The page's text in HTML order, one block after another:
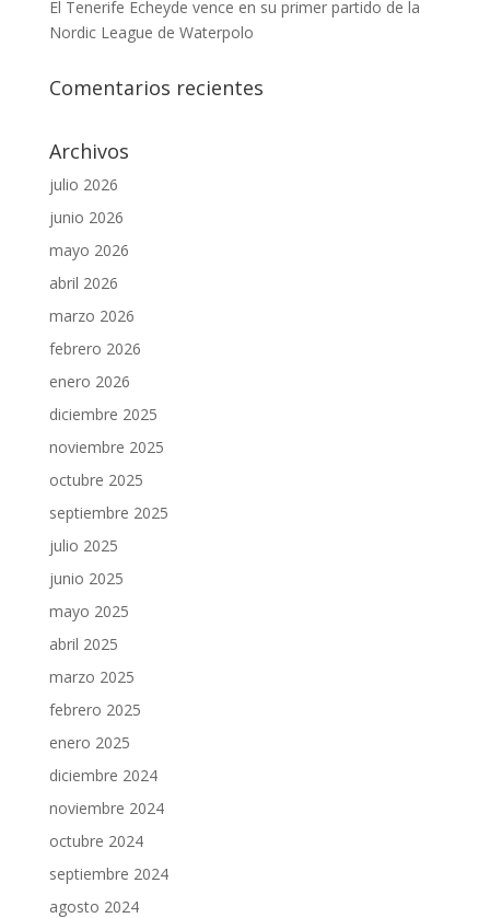
El Tenerife Echeyde vence en su primer partido de la
Nordic League de Waterpolo
Comentarios recientes
Archivos
julio 2026
junio 2026
mayo 2026
abril 2026
marzo 2026
febrero 2026
enero 2026
diciembre 2025
noviembre 2025
octubre 2025
septiembre 2025
julio 2025
junio 2025
mayo 2025
abril 2025
marzo 2025
febrero 2025
enero 2025
diciembre 2024
noviembre 2024
octubre 2024
septiembre 2024
agosto 2024